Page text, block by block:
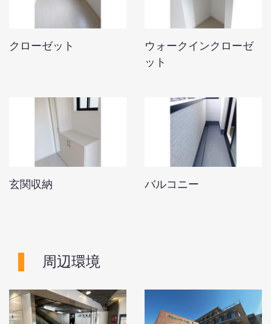
クローゼット
ウォークインクローゼ
ット
玄関収納 バルコニー
周辺環境